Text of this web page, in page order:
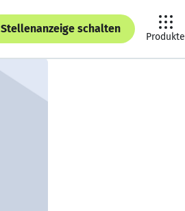
Stellenanzeige schalten
Produkte